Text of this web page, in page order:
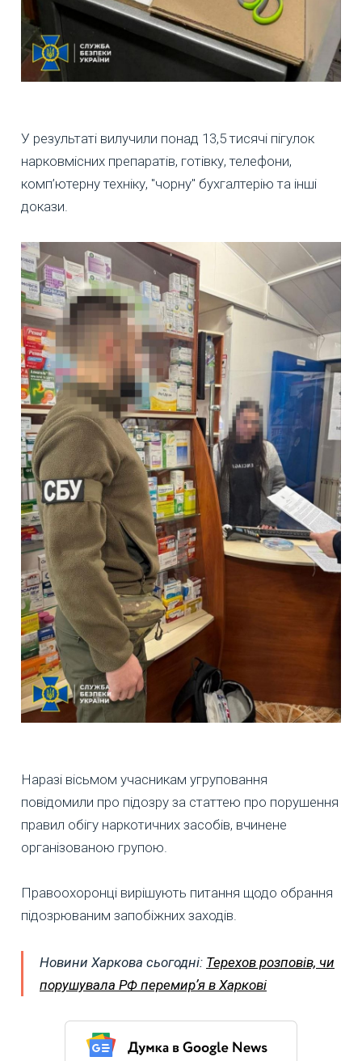
У результаті вилучили понад 13,5 тисячі пігулок
нарковмісних препаратів, готівку, телефони,
комп’ютерну техніку, "чорну" бухгалтерію та інші
докази.
Наразі вісьмом учасникам угруповання
повідомили про підозру за статтею про порушення
правил обігу наркотичних засобів, вчинене
організованою групою.
Правоохоронці вирішують питання щодо обрання
підозрюваним запобіжних заходів.
Новини Харкова сьогодні: Терехов розповів, чи
порушувала РФ перемирʼя в Харкові